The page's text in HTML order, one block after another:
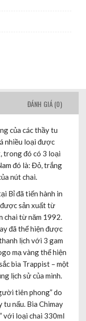
ĐÁNH GIÁ (0)
của các thầy tu
nhiều loại được
trong đó có 3 loại
đó là: Đỏ, trắng
nút chai.
Bỉ đã tiến hành in
được sản xuất từ
chai từ năm 1992.
đã thể hiện được
lịch với 3 gam
mạ vàng thể hiện
bia Trappist – một
lịch sử của mình.
tiên phong” do
tu nấu. Bia Chimay
với loại chai 330ml